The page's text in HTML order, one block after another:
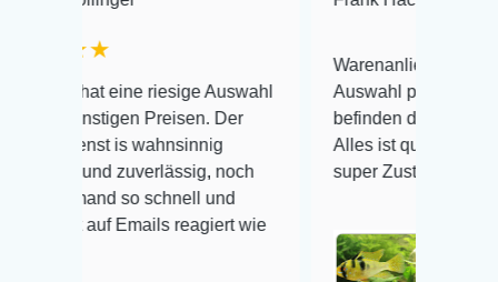
riesige Auswahl
Preisen. Der
wahnsinnig
noch
schnell und
reagiert wie
Warenanlieferung Top und die
Auswahl plus gesundheitliches
befinden der Fische einwandfrei.
Alles ist quick lebendig und im
super Zustand. Gerne wieder 😃